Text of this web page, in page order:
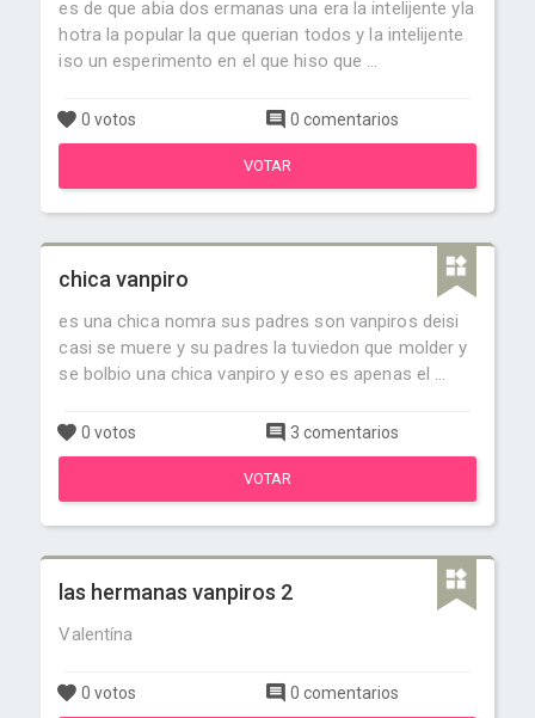
es de que abia dos ermanas una era la intelijente yla
hotra la popular la que querian todos y la intelijente
iso un esperimento en el que hiso que ...
0 votos 0 comentarios
VOTAR
chica vanpiro
es una chica nomra sus padres son vanpiros deisi
casi se muere y su padres la tuviedon que molder y
se bolbio una chica vanpiro y eso es apenas el ...
0 votos 3 comentarios
VOTAR
las hermanas vanpiros 2
Valentína
0 votos 0 comentarios